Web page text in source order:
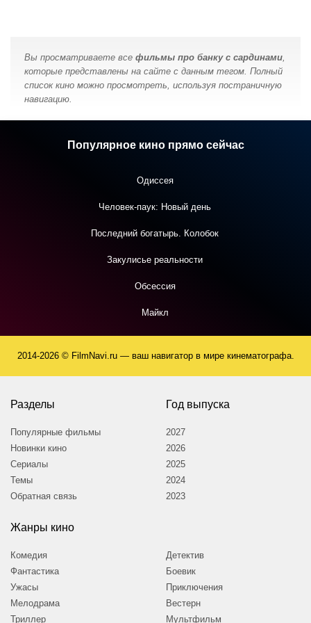
Вы просматриваете все фильмы про банку с сардинами,
которые представлены на сайте с данным тегом. Полный
список кино можно просмотреть, используя постраничную
навигацию.
Популярное кино прямо сейчас
Одиссея
Человек-паук: Новый день
Последний богатырь. Колобок
Закулисье реальности
Обсессия
Майкл
2014-2026 © FilmNavi.ru — ваш навигатор в мире кинематографа.
Разделы
Популярные фильмы
Новинки кино
Сериалы
Темы
Обратная связь
Год выпуска
2027
2026
2025
2024
2023
Жанры кино
Комедия
Фантастика
Ужасы
Мелодрама
Триллер
Детектив
Боевик
Приключения
Вестерн
Мультфильм